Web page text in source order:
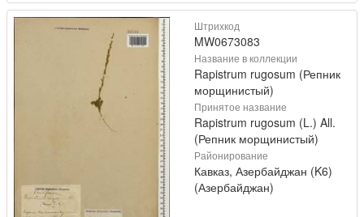
Штрихкод
MW0673083
Название в коллекции
Rapistrum rugosum (Репник
морщинистый)
Принятое название
Rapistrum rugosum (L.) All.
(Репник морщинистый)
Районирование
Кавказ, Азербайджан (K6)
(Азербайджан)